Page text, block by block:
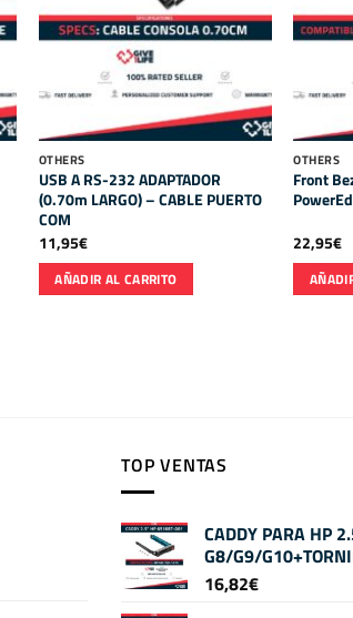
OTHERS
USB A RS-232 ADAPTADOR
(0.70m LARGO) – CABLE PUERTO
COM
11,95€
AÑADIR AL CARRITO
OTHERS
Front
22,95€
TOP VENTAS
CADDY PARA HP
G8/G9/
16,82€